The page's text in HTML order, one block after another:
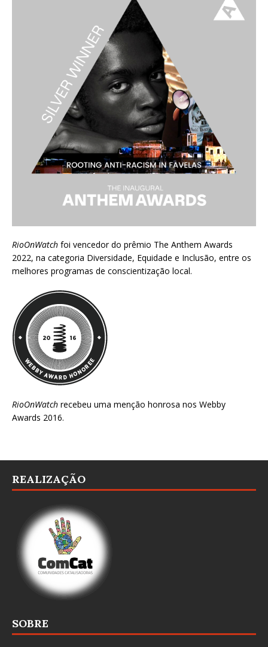
RioOnWatch foi vencedor do prêmio The Anthem Awards
2022, na categoria Diversidade, Equidade e Inclusão, entre os
melhores programas de conscientização local.
RioOnWatch recebeu uma menção honrosa nos Webby
Awards 2016.
REALIZAÇÃO
SOBRE